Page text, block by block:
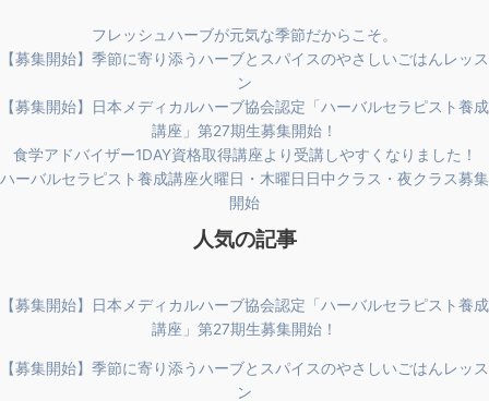
フレッシュハーブが元気な季節だからこそ。
【募集開始】季節に寄り添うハーブとスパイスのやさしいごはんレッス
ン
【募集開始】日本メディカルハーブ協会認定「ハーバルセラピスト養成
講座」第27期生募集開始！
食学アドバイザー1DAY資格取得講座より受講しやすくなりました！
ハーバルセラピスト養成講座火曜日・木曜日日中クラス・夜クラス募集
開始
人気の記事
【募集開始】日本メディカルハーブ協会認定「ハーバルセラピスト養成
講座」第27期生募集開始！
【募集開始】季節に寄り添うハーブとスパイスのやさしいごはんレッス
ン